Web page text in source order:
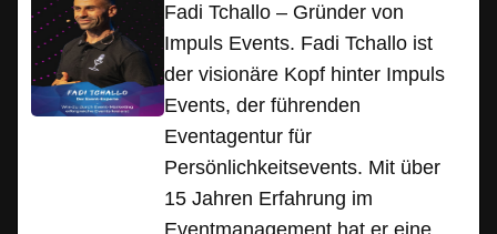
Fadi Tchallo – Gründer von
Impuls Events. Fadi Tchallo ist
der visionäre Kopf hinter Impuls
Events, der führenden
Eventagentur für
Persönlichkeitsevents. Mit über
15 Jahren Erfahrung im